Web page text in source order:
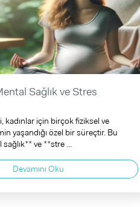
Sağlık ve Stres
kadınlar için birçok fiziksel ve
yaşandığı özel bir süreçtir. Bu
ve **stre ...
Devamını Oku